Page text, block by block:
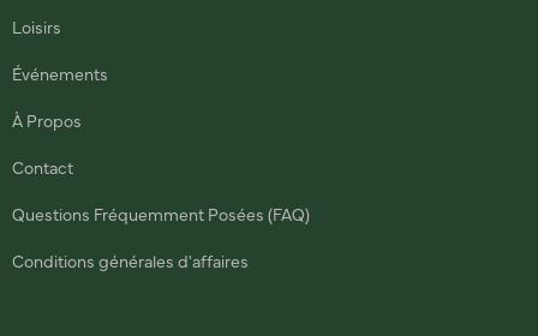
Loisirs
Événements
À Propos
Contact
Questions Fréquemment Posées (FAQ)
Conditions générales d'affaires